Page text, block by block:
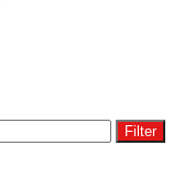
Filter